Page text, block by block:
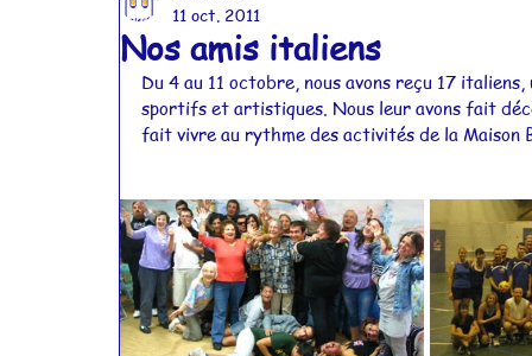
Actualités 2019 Actualités 2018
Actualités 2011 Actualités 2010
Nos amis italiens
11 oct. 2011
Du 4 au 11 octobre, nous avons reçu 17
sportifs et artistiques. Nous leur avons fait
fait vivre au rythme des activités de la Maison